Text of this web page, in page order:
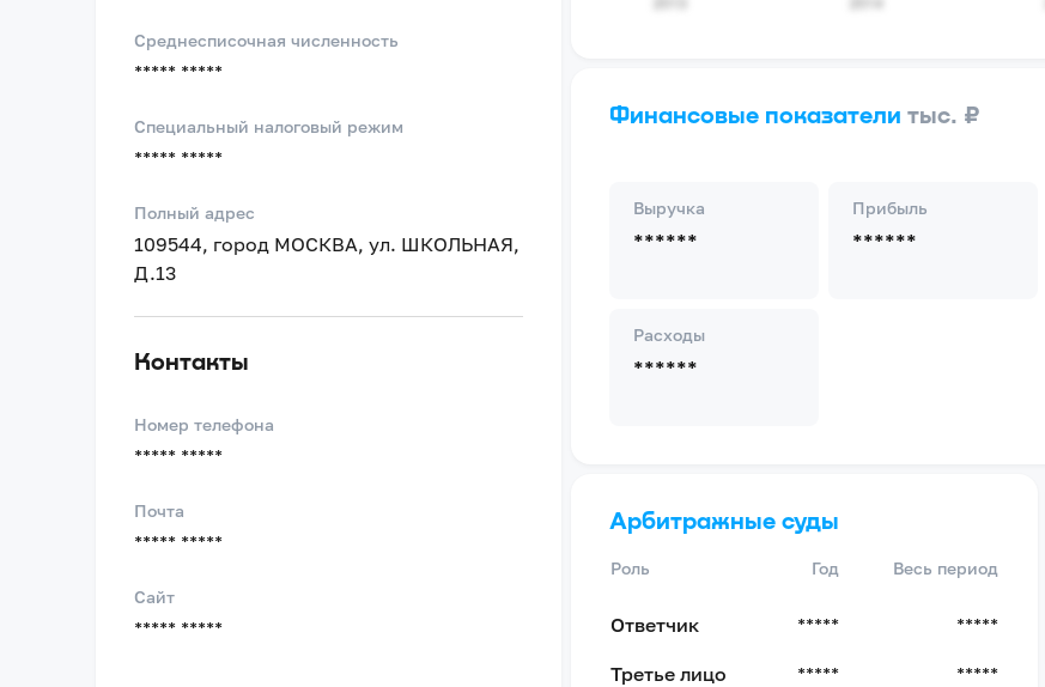
Среднесписочная численность
***** *****
Специальный налоговый режим
***** *****
Полный адрес
109544, город МОСКВА, ул. ШКОЛЬНАЯ,
Д.13
Контакты
Номер телефона
***** *****
Почта
***** *****
Сайт
***** *****
Финансовые показателитыс. ₽
Выручка
******
Прибыль
******
Расходы
******
Арбитражные суды
Роль Год Весь период
Ответчик ***** *****
Третье лицо ***** *****